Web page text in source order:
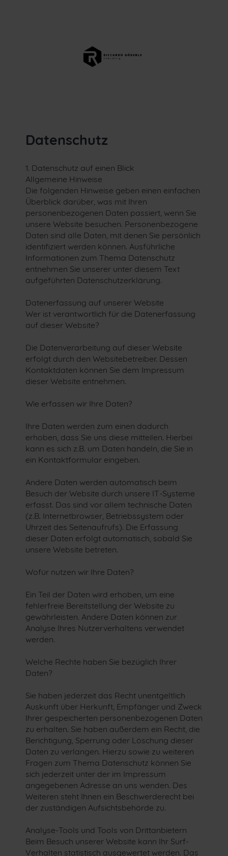
Datenschutz
1. Datenschutz auf einen Blick
Allgemeine Hinweise
Die folgenden Hinweise geben einen einfachen
Überblick darüber, was mit Ihren
personenbezogenen Daten passiert, wenn Sie
unsere Website besuchen. Personenbezogene
Daten sind alle Daten, mit denen Sie persönlich
identifiziert werden können. Ausführliche
Informationen zum Thema Datenschutz
entnehmen Sie unserer unter diesem Text
aufgeführten Datenschutzerklärung.
Datenerfassung auf unserer Website
Wer ist verantwortlich für die Datenerfassung
auf dieser Website?
Die Datenverarbeitung auf dieser Website
erfolgt durch den Websitebetreiber. Dessen
Kontaktdaten können Sie dem Impressum
dieser Website entnehmen.
Wie erfassen wir Ihre Daten?
Ihre Daten werden zum einen dadurch
erhoben, dass Sie uns diese mitteilen. Hierbei
kann es sich z.B. um Daten handeln, die Sie in
ein Kontaktformular eingeben.
Andere Daten werden automatisch beim
Besuch der Website durch unsere IT-Systeme
erfasst. Das sind vor allem technische Daten
(z.B. Internetbrowser, Betriebssystem oder
Uhrzeit des Seitenaufrufs). Die Erfassung
dieser Daten erfolgt automatisch, sobald Sie
unsere Website betreten.
Wofür nutzen wir Ihre Daten?
Ein Teil der Daten wird erhoben, um eine
fehlerfreie Bereitstellung der Website zu
gewährleisten. Andere Daten können zur
Analyse Ihres Nutzerverhaltens verwendet
werden.
Welche Rechte haben Sie bezüglich Ihrer
Daten?
Sie haben jederzeit das Recht unentgeltlich
Auskunft über Herkunft, Empfänger und Zweck
Ihrer gespeicherten personenbezogenen Daten
zu erhalten. Sie haben außerdem ein Recht, die
Berichtigung, Sperrung oder Löschung dieser
Daten zu verlangen. Hierzu sowie zu weiteren
Fragen zum Thema Datenschutz können Sie
sich jederzeit unter der im Impressum
angegebenen Adresse an uns wenden. Des
Weiteren steht Ihnen ein Beschwerderecht bei
der zuständigen Aufsichtsbehörde zu.
Analyse-Tools und Tools von Drittanbietern
Beim Besuch unserer Website kann Ihr Surf-
Verhalten statistisch ausgewertet werden. Das